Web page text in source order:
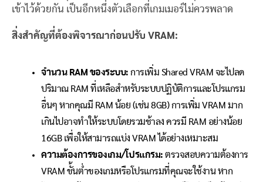
เข้าไว้ด้วยกัน เป็นอีกหนึ่งตัวเลือกที่เกมเมอร์ไม่ควรพลาด
สิ่งสำคัญที่ต้องพิจารณาก่อนปรับ VRAM:
จำนวน RAM ของระบบ: การเพิ่ม Shared VRAM จะไปลด
ปริมาณ RAM ที่เหลือสำหรับระบบปฏิบัติการและโปรแกรม
อื่นๆ หากคุณมี RAM น้อย (เช่น 8GB) การเพิ่ม VRAM มาก
เกินไปอาจทำให้ระบบโดยรวมช้าลง ควรมี RAM อย่างน้อย
16GB เพื่อให้สามารถแบ่ง VRAM ได้อย่างเหมาะสม
ความต้องการของเกม/โปรแกรม: ตรวจสอบความต้องการ
VRAM ขั้นต่ำของเกมหรือโปรแกรมที่คุณจะใช้งาน หาก